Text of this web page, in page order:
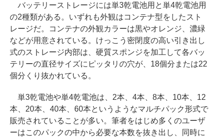
バッテリーストレージには単3乾電池用と単4乾電池用
の2種類がある。いずれも外観はコンテナ型をしたスト
レージだ。コンテナの外観カラーは黒やオレンジ、濃緑
などが用意されている。けっこう密閉度の高い引き出し
式のストレージ内部は、硬質スポンジを加工して各バッ
テリーの直径サイズにピッタリの穴が、18個分または22
個分くり抜かれている。
単3乾電池や単4乾電池は、2本、4本、8本、10本、12
本、20本、40本、60本というようなマルチパック形式で
販売されていることが多い。筆者をはじめ多くのユーザ
ーはこのパックの中から必要な本数を抜き出し、同時に